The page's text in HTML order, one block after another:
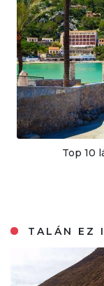
Top 10
TALÁN EZ